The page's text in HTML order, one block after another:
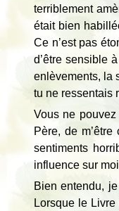
terriblement
était bien
Ce n’est pas
d’être sensible
enlèvements, la
tu ne ressentais
Vous ne
Père, de
sentiments
influence sur
Bien entendu,
Lorsque le